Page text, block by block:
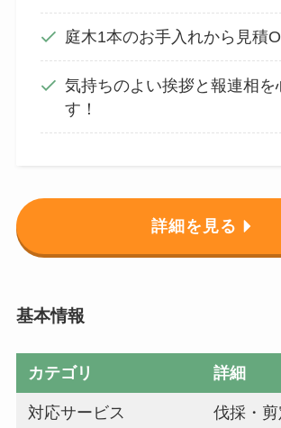
庭木1本のお手入れから見積
気持ちのよい挨拶と報連相を
す！
詳細を見る
基本情報
カテゴリ 詳細
対応サービス
伐採・剪